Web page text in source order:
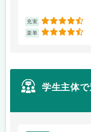
充実 4.5
楽単 4.5
学生主体